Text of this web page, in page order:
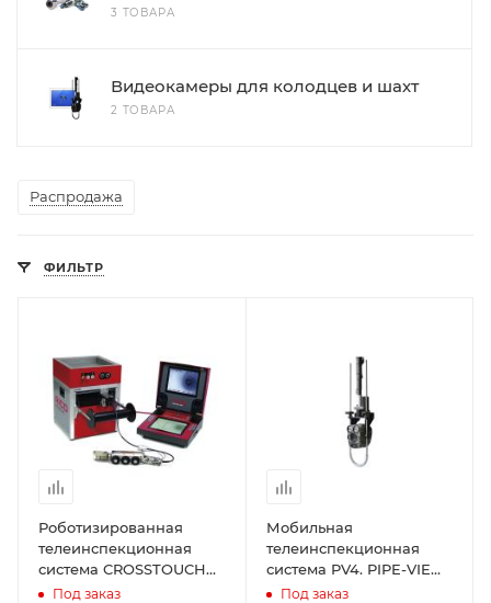
3 ТОВАРА
Видеокамеры для колодцев и шахт
2 ТОВАРА
Распродажа
ФИЛЬТР
Роботизированная
телеинспекционная
система CROSSTOUCH
RICO 9106.016089
Под заказ
Мобильная
телеинспекционная
система PV4. PIPE-VIEW
PV4-L-12
Под заказ